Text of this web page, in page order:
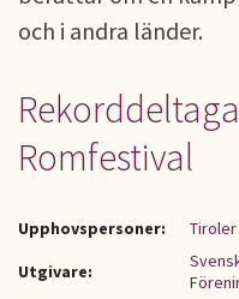
och i andra länder.
Romfestival
Upphovspersoner: Tiroler
Utgivare: